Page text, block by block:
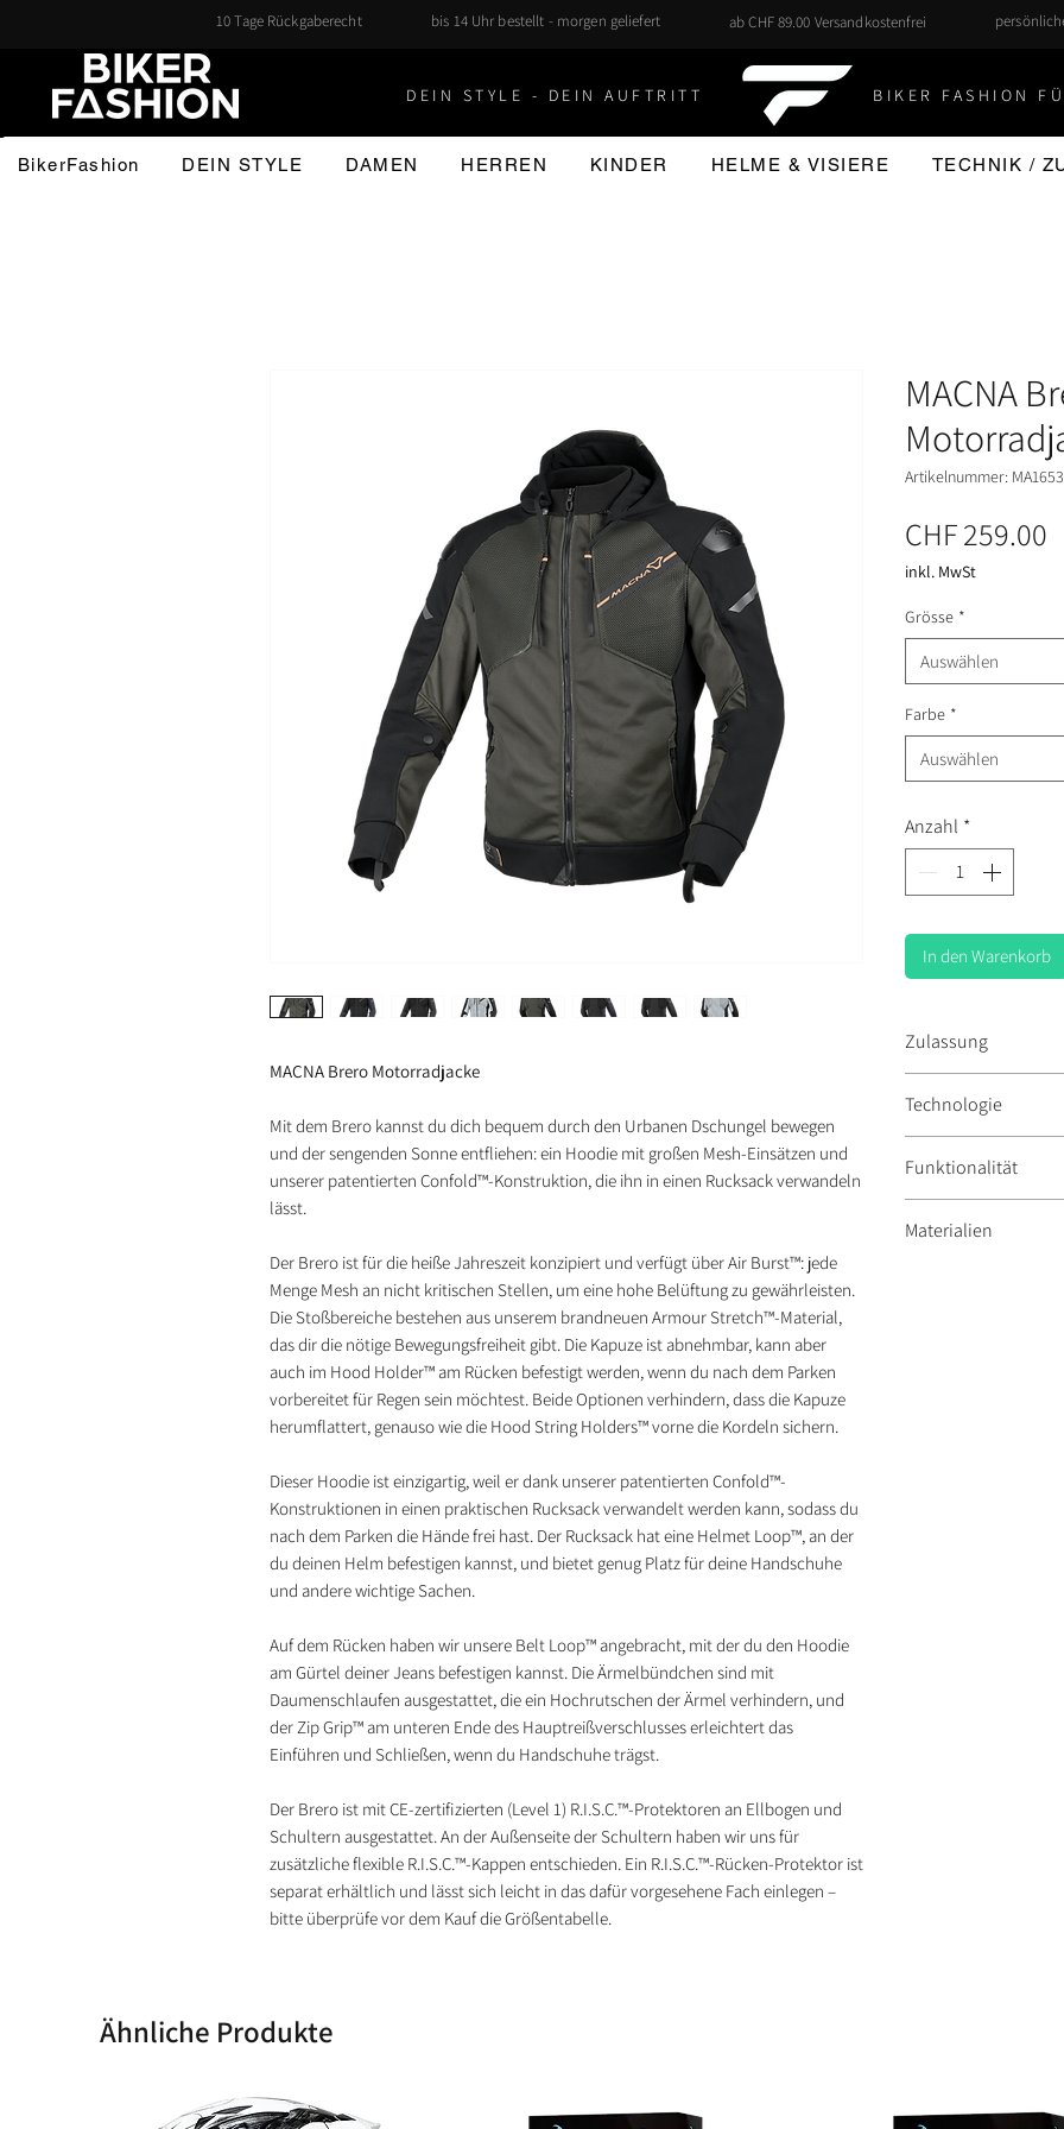
10 Tage Rückgaberecht bis 14 Uhr bestellt - morgen geliefert ab CHF 89.00 Versandkostenfrei
DEIN STYLE - DEIN AUFTRITT BIKER FASHION
BikerFashion DEIN STYLE DAMEN HERREN KINDER HELME & VISIERE TECHNIK /
MACNA Brero Motorradjacke
Mit dem Brero kannst du dich bequem durch den Urbanen Dschungel bewegen
und der sengenden Sonne entfliehen: ein Hoodie mit großen Mesh-Einsätzen und
unserer patentierten Confold™-Konstruktion, die ihn in einen Rucksack verwandeln
lässt.
Der Brero ist für die heiße Jahreszeit konzipiert und verfügt über Air Burst™: jede
Menge Mesh an nicht kritischen Stellen, um eine hohe Belüftung zu gewährleisten.
Die Stoßbereiche bestehen aus unserem brandneuen Armour Stretch™-Material,
das dir die nötige Bewegungsfreiheit gibt. Die Kapuze ist abnehmbar, kann aber
auch im Hood Holder™ am Rücken befestigt werden, wenn du nach dem Parken
vorbereitet für Regen sein möchtest. Beide Optionen verhindern, dass die Kapuze
herumflattert, genauso wie die Hood String Holders™ vorne die Kordeln sichern.
Dieser Hoodie ist einzigartig, weil er dank unserer patentierten Confold™-
Konstruktionen in einen praktischen Rucksack verwandelt werden kann, sodass du
nach dem Parken die Hände frei hast. Der Rucksack hat eine Helmet Loop™, an der
du deinen Helm befestigen kannst, und bietet genug Platz für deine Handschuhe
und andere wichtige Sachen.
Auf dem Rücken haben wir unsere Belt Loop™ angebracht, mit der du den Hoodie
am Gürtel deiner Jeans befestigen kannst. Die Ärmelbündchen sind mit
Daumenschlaufen ausgestattet, die ein Hochrutschen der Ärmel verhindern, und
der Zip Grip™ am unteren Ende des Hauptreißverschlusses erleichtert das
Einführen und Schließen, wenn du Handschuhe trägst.
Der Brero ist mit CE-zertifizierten (Level 1) R.I.S.C.™-Protektoren an Ellbogen und
Schultern ausgestattet. An der Außenseite der Schultern haben wir uns für
zusätzliche flexible R.I.S.C.™-Kappen entschieden. Ein R.I.S.C.™-Rücken-Protektor ist
separat erhältlich und lässt sich leicht in das dafür vorgesehene Fach einlegen –
bitte überprüfe vor dem Kauf die Größentabelle.
MACNA
Artikelnummer:
CHF 259.00
inkl. MwSt
Grösse *
Auswählen
Farbe *
Auswählen
Anzahl *
In den Warenkorb
Zulassung
Klasse A
Technologie
Helmet Loop™
Confold™
Air Burst™
Funktionalität
Verstellbarer Gurt
Materialien
Ähnliche Produkte